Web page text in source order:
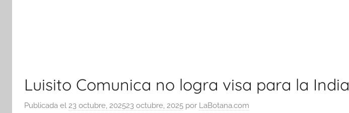
Luisito Comunica no logra visa para la India
Publicada el 23 octubre, 202523 octubre, 2025 por LaBotana.com